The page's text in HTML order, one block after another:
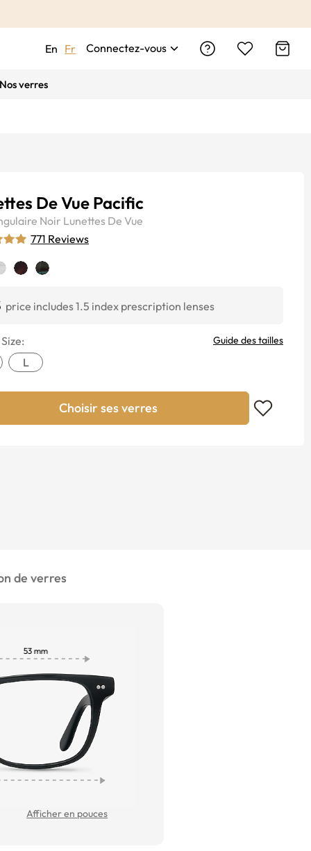
En Fr Connectez-vous
verres
De Vue Pacific
Noir Lunettes De Vue
771 Reviews
price includes 1.5 index prescription lenses
Guide des tailles
L
Choisir ses verres
de verres
Afficher en pouces